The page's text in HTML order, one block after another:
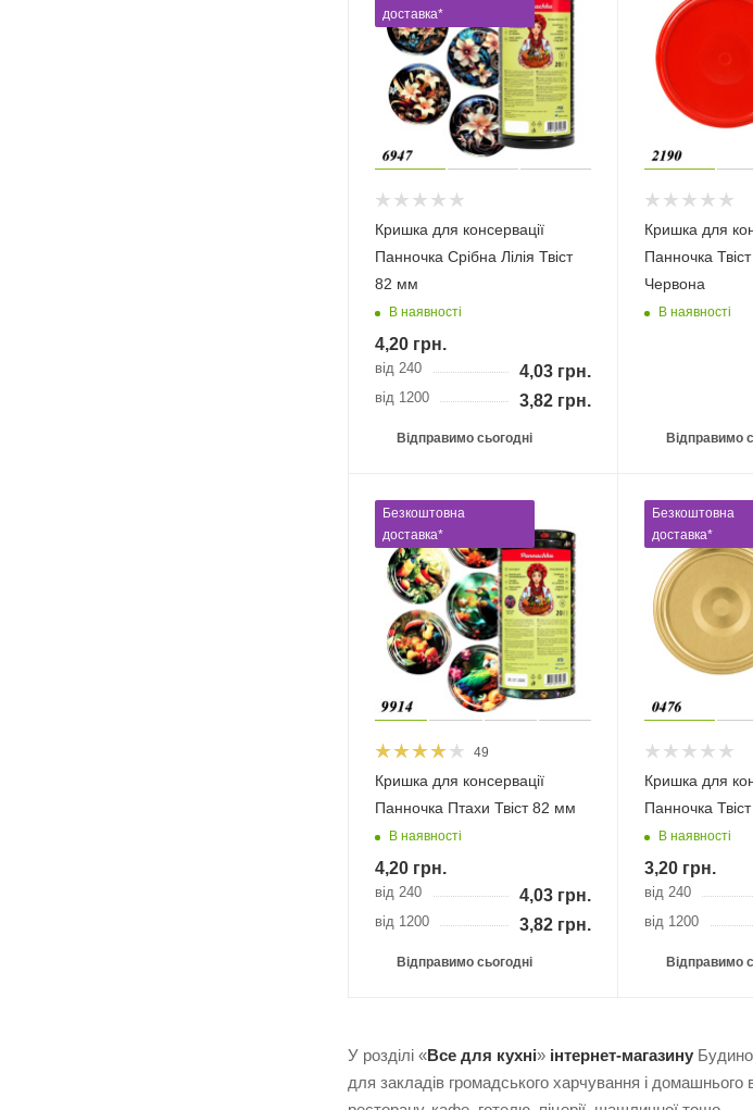
доставка*
Кришка для консервації
Панночка Срібна Лілія Твіст
82 мм
В наявності
4,20 грн.
від 240 4,03 грн.
від 1200 3,82 грн.
Відправимо сьогодні
Кришка для
Панночка
Червона
В наявності
Відправимо
Безкоштовна
доставка*
49
Кришка для консервації
Панночка Птахи Твіст 82 мм
В наявності
4,20 грн.
від 240 4,03 грн.
від 1200 3,82 грн.
Відправимо сьогодні
Безкоштовна
доставка*
Кришка для
Панночка
В наявності
3,20 грн.
від 240
від 1200
Відправимо
У розділі «Все для кухні» інтернет-магазину
для закладів громадського харчування і